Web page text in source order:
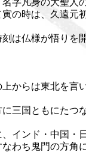
字凡身の大聖人
の時は、久遠元
は仏様が悟りを
からは東北を言
に三国ともにたつ
インド・中国・
わち鬼門の方角